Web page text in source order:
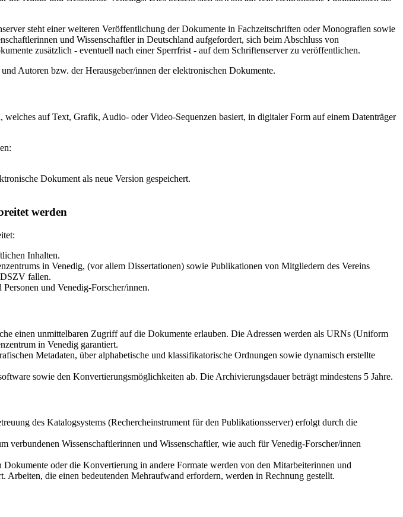
steht einer weiteren Veröffentlichung der Dokumente in Fachzeitschriften oder Monografien sowie
und Wissenschaftler in Deutschland aufgefordert, sich beim Abschluss von
zusätzlich - eventuell nach einer Sperrfrist - auf dem Schriftenserver zu veröffentlichen.
Autoren bzw. der Herausgeber/innen der elektronischen Dokumente.
auf Text, Grafik, Audio- oder Video-Sequenzen basiert, in digitaler Form auf einem Datenträger
Dokument als neue Version gespeichert.
werden
Inhalten.
in Venedig, (vor allem Dissertationen) sowie Publikationen von Mitgliedern des Vereins
DSZV fallen.
und Venedig-Forscher/innen.
einen unmittelbaren Zugriff auf die Dokumente erlauben. Die Adressen werden als URNs (Uniform
in Venedig garantiert.
Metadaten, über alphabetische und klassifikatorische Ordnungen sowie dynamisch erstellte
sowie den Konvertierungsmöglichkeiten ab. Die Archivierungsdauer beträgt mindestens 5 Jahre.
des Katalogsystems (Rechercheinstrument für den Publikationsserver) erfolgt durch die
Wissenschaftlerinnen und Wissenschaftler, wie auch für Venedig-Forscher/innen
oder die Konvertierung in andere Formate werden von den Mitarbeiterinnen und
die einen bedeutenden Mehraufwand erfordern, werden in Rechnung gestellt.